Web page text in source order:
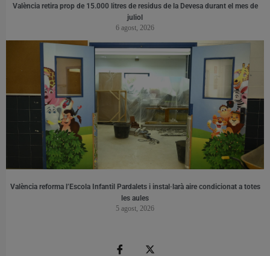
València retira prop de 15.000 litres de residus de la Devesa durant el mes de
juliol
6 agost, 2026
València reforma l’Escola Infantil Pardalets i instal·larà aire condicionat a totes
les aules
5 agost, 2026